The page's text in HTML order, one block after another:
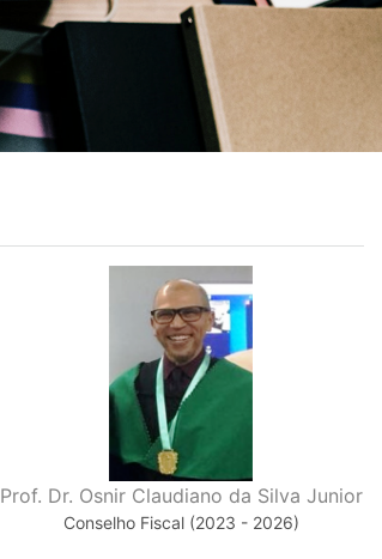
Prof. Dr. Osnir Claudiano da Silva Junior
Conselho Fiscal (2023 - 2026)